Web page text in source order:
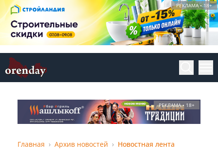
РЕКЛАМА • 18+
РЕКЛАМА • 18+
Главная Архив новостей Новостная лента